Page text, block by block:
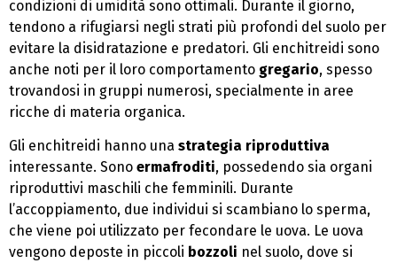
condizioni di umidità sono ottimali. Durante il giorno,
tendono a rifugiarsi negli strati più profondi del suolo per
evitare la disidratazione e predatori. Gli enchitreidi sono
anche noti per il loro comportamento gregario, spesso
trovandosi in gruppi numerosi, specialmente in aree
ricche di materia organica.
Gli enchitreidi hanno una strategia riproduttiva
interessante. Sono ermafroditi, possedendo sia organi
riproduttivi maschili che femminili. Durante
l’accoppiamento, due individui si scambiano lo sperma,
che viene poi utilizzato per fecondare le uova. Le uova
vengono deposte in piccoli bozzoli nel suolo, dove si